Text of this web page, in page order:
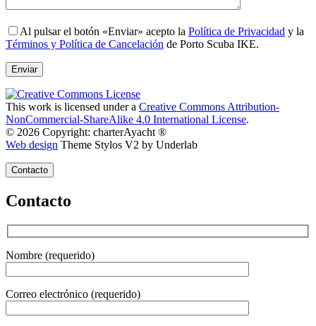
Al pulsar el botón «Enviar» acepto la Política de Privacidad y la
Términos y Política de Cancelación de Porto Scuba IKE.
This work is licensed under a Creative Commons Attribution-
NonCommercial-ShareAlike 4.0 International License.
© 2026 Copyright: charterAyacht ®
Web design Theme Stylos V2 by Underlab
Contacto
Contacto
Nombre (requerido)
Correo electrónico (requerido)